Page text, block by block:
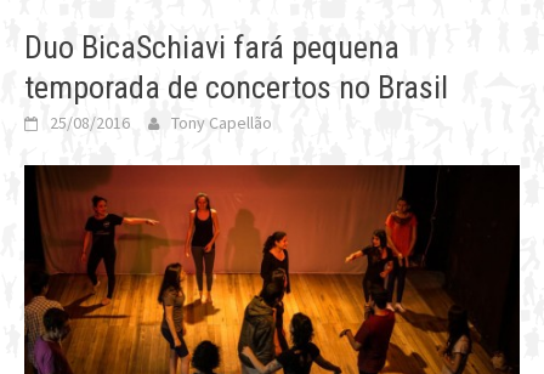
Duo BicaSchiavi fará pequena
temporada de concertos no Brasil
25/08/2016 Tony Capellão